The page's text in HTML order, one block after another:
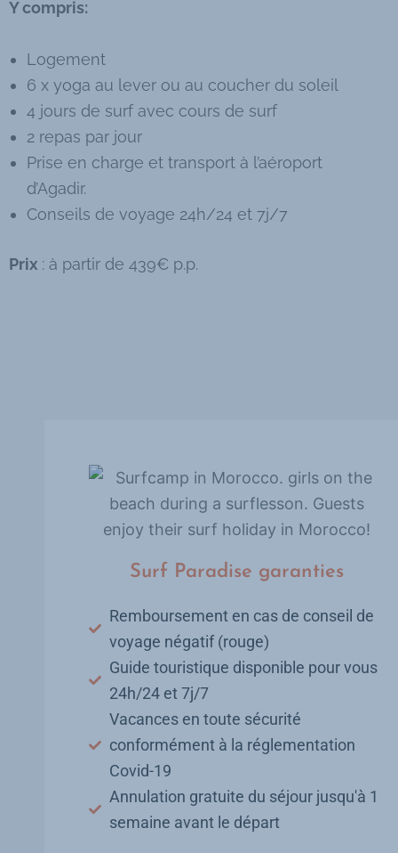
Y compris:
Logement
6 x yoga au lever ou au coucher du soleil
4 jours de surf avec cours de surf
2 repas par jour
Prise en charge et transport à l’aéroport
d’Agadir.
Conseils de voyage 24h/24 et 7j/7
Prix : à partir de 439€ p.p.
Surf Paradise garanties
Remboursement en cas de conseil de
voyage négatif (rouge)
Guide touristique disponible pour vous
24h/24 et 7j/7
Vacances en toute sécurité
conformément à la réglementation
Covid-19
Annulation gratuite du séjour jusqu'à 1
semaine avant le départ